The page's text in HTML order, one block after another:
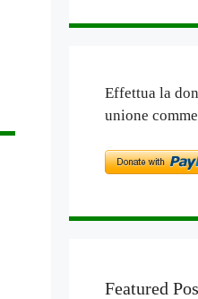
Effettua la
unione
Featured